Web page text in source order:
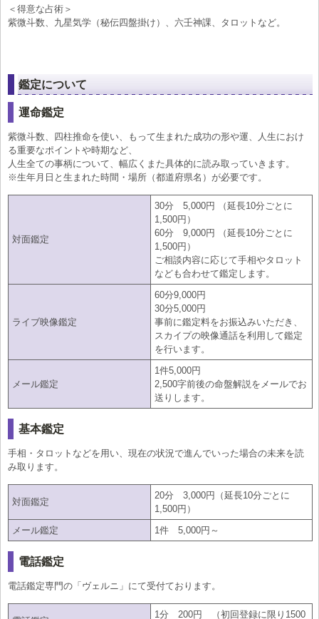
＜得意な占術＞
紫微斗数、九星気学（秘伝四盤掛け）、六壬神課、タロットなど。
鑑定について
運命鑑定
紫微斗数、四柱推命を使い、もって生まれた成功の形や運、人生におけ
る重要なポイントや時期など、
人生全ての事柄について、幅広くまた具体的に読み取っていきます。
※生年月日と生まれた時間・場所（都道府県名）が必要です。
対面鑑定
30分 5,000円 （延長10分ごとに
1,500円）
60分 9,000円 （延長10分ごとに
1,500円）
ご相談内容に応じて手相やタロット
なども合わせて鑑定します。
ライブ映像鑑定
60分9,000円
30分5,000円
事前に鑑定料をお振込みいただき、
スカイプの映像通話を利用して鑑定
を行います。
メール鑑定
1件5,000円
2,500字前後の命盤解説をメールでお
送りします。
基本鑑定
手相・タロットなどを用い、現在の状況で進んでいった場合の未来を読
み取ります。
対面鑑定
20分 3,000円（延長10分ごとに
1,500円）
メール鑑定
1件 5,000円～
電話鑑定
電話鑑定専門の「ヴェルニ」にて受付ております。
1分 200円 （初回登録に限り1500